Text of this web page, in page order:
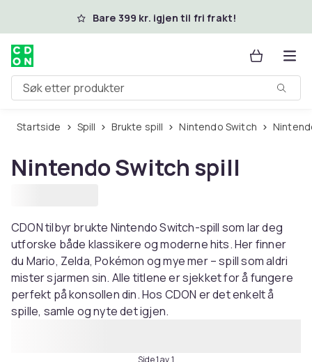
Hopp til hovedinnholdBare 399 kr. igjen til fri frakt!
Søk etter produkter
Startside Spill Brukte spill Nintendo Switch
Nintendo Switch spill
CDON tilbyr brukte Nintendo Switch-spill som lar deg
utforske både klassikere og moderne hits. Her finner
du Mario, Zelda, Pokémon og mye mer – spill som aldri
mister sjarmen sin. Alle titlene er sjekket for å fungere
perfekt på konsollen din. Hos CDON er det enkelt å
spille, samle og nyte det igjen.
Side 1 av 1